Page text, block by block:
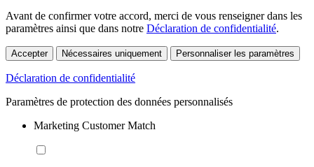
Avant de confirmer votre accord, merci de vous renseigner dans les
paramètres ainsi que dans notre Déclaration de confidentialité.
Accepter Nécessaires uniquement Personnaliser les paramètres
Déclaration de confidentialité
Paramètres de protection des données personnalisés
Marketing Customer Match